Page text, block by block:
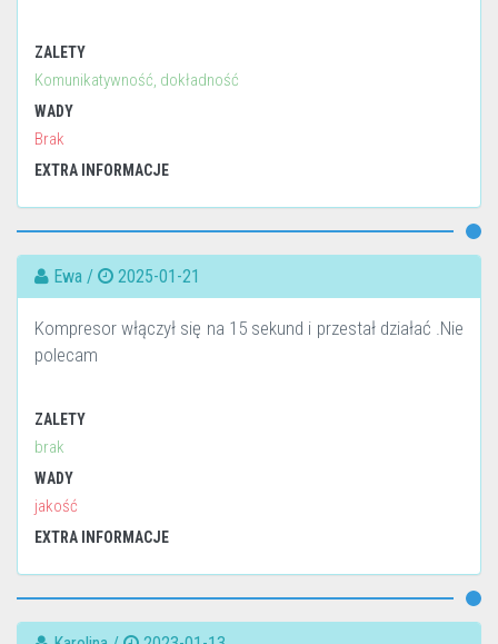
ZALETY
Komunikatywność, dokładność
WADY
Brak
EXTRA INFORMACJE
Ewa / 2025-01-21
Kompresor włączył się na 15 sekund i przestał działać .Nie
polecam
ZALETY
brak
WADY
jakość
EXTRA INFORMACJE